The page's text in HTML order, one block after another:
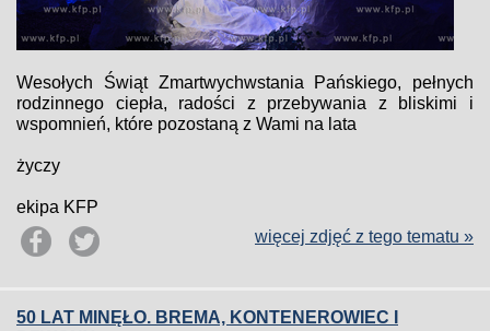
Wesołych Świąt Zmartwychwstania Pańskiego, pełnych
rodzinnego ciepła, radości z przebywania z bliskimi i
wspomnień, które pozostaną z Wami na lata
życzy
ekipa KFP
więcej zdjęć z tego tematu »
50 LAT MINĘŁO. BREMA, KONTENEROWIEC I